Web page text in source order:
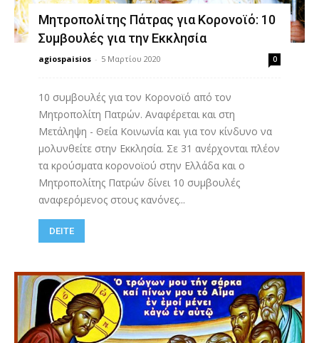
Μητροπολίτης Πάτρας για Κορονοϊό: 10
Συμβουλές για την Εκκλησία
agiospaisios - 5 Μαρτίου 2020 0
10 συμβουλές για τον Κορονοϊό από τον
Μητροπολίτη Πατρών. Αναφέρεται και στη
Μετάληψη - Θεία Κοινωνία και για τον κίνδυνο να
μολυνθείτε στην Εκκλησία. Σε 31 ανέρχονται πλέον
τα κρούσματα κορονοϊού στην Ελλάδα και ο
Μητροπολίτης Πατρών δίνει 10 συμβουλές
αναφερόμενος στους κανόνες...
DEITE